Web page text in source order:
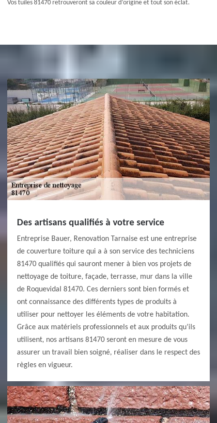
Vos tuiles 81470 retrouveront sa couleur d’origine et tout son éclat.
Des artisans qualifiés à votre service
Entreprise Bauer, Renovation Tarnaise est une entreprise
de couverture toiture qui a à son service des techniciens
81470 qualifiés qui sauront mener à bien vos projets de
nettoyage de toiture, façade, terrasse, mur dans la ville
de Roquevidal 81470. Ces derniers sont bien formés et
ont connaissance des différents types de produits à
utiliser pour nettoyer les éléments de votre habitation.
Grâce aux matériels professionnels et aux produits qu’ils
utilisent, nos artisans 81470 seront en mesure de vous
assurer un travail bien soigné, réaliser dans le respect des
règles en vigueur.